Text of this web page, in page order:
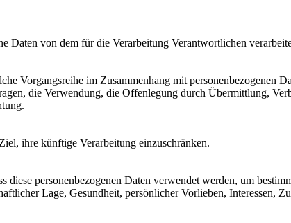
Daten von dem für die Verarbeitung Verantwortlichen
Vorgangsreihe im Zusammenhang mit personenbezogenen
die Verwendung, die Offenlegung durch Übermittlung,
ihre künftige Verarbeitung einzuschränken.
personenbezogenen Daten verwendet werden, um
Lage, Gesundheit, persönlicher Vorlieben, Interessen,